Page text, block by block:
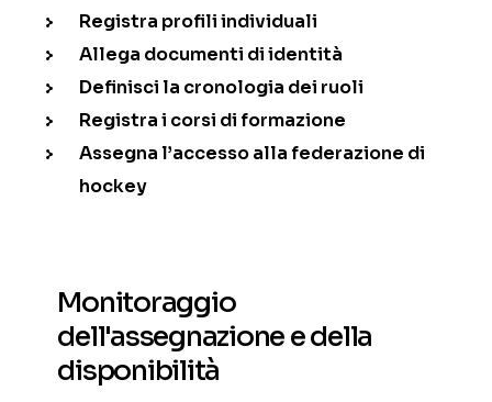
Registra profili individuali
Allega documenti di identità
Definisci la cronologia dei ruoli
Registra i corsi di formazione
Assegna l’accesso alla federazione di
hockey
Monitoraggio
dell'assegnazione e della
disponibilità